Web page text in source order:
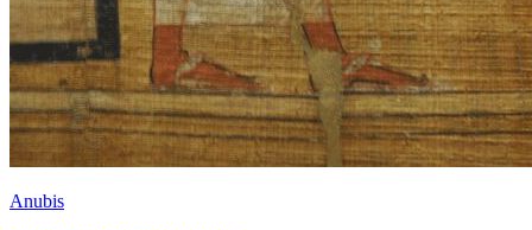
Anubis